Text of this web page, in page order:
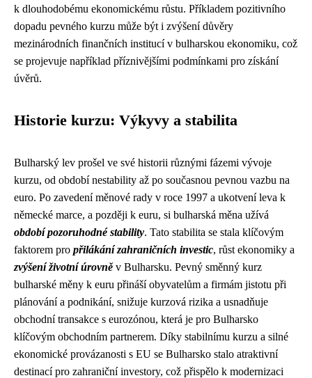
k dlouhodobému ekonomickému růstu. Příkladem pozitivního
dopadu pevného kurzu může být i zvýšení důvěry
mezinárodních finančních institucí v bulharskou ekonomiku, což
se projevuje například příznivějšími podmínkami pro získání
úvěrů.
Historie kurzu: Výkyvy a stabilita
Bulharský lev prošel ve své historii různými fázemi vývoje
kurzu, od období nestability až po současnou pevnou vazbu na
euro. Po zavedení měnové rady v roce 1997 a ukotvení leva k
německé marce, a později k euru, si bulharská měna užívá
období pozoruhodné stability. Tato stabilita se stala klíčovým
faktorem pro přilákání zahraničních investic, růst ekonomiky a
zvýšení životní úrovněv Bulharsku. Pevný směnný kurz
bulharské měny k euru přináší obyvatelům a firmám jistotu při
plánování a podnikání, snižuje kurzová rizika a usnadňuje
obchodní transakce s eurozónou, která je pro Bulharsko
klíčovým obchodním partnerem. Díky stabilnímu kurzu a silné
ekonomické provázanosti s EU se Bulharsko stalo atraktivní
destinací pro zahraniční investory, což přispělo k modernizaci